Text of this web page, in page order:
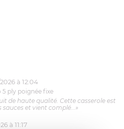
à 12:04
5 ply poignée fixe
de haute qualité. Cette casserole est
et vient complé...»
à 11:17